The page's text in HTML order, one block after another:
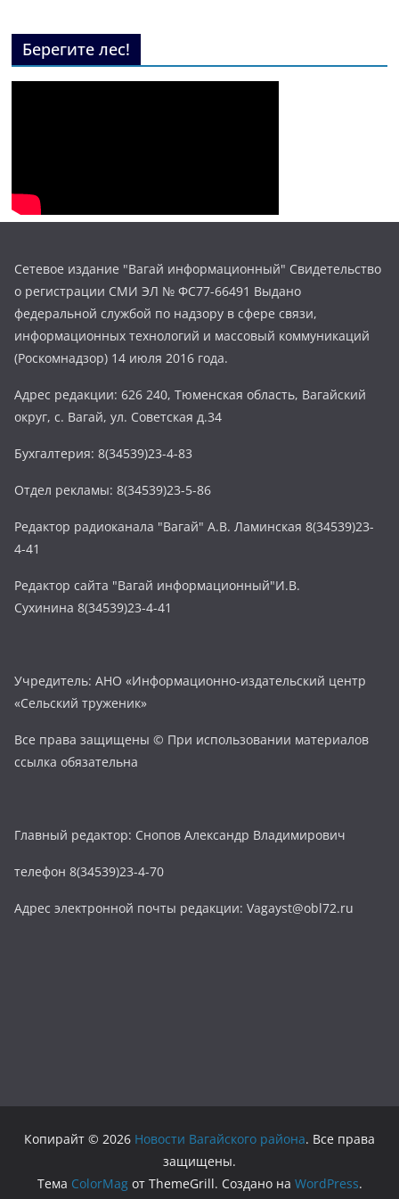
Берегите лес!
Сетевое издание "Вагай информационный" Свидетельство
о регистрации СМИ ЭЛ № ФС77-66491 Выдано
федеральной службой по надзору в сфере связи,
информационных технологий и массовый коммуникаций
(Роскомнадзор) 14 июля 2016 года.
Адрес редакции: 626 240, Тюменская область, Вагайский
округ, с. Вагай, ул. Советская д.34
Бухгалтерия: 8(34539)23-4-83
Отдел рекламы: 8(34539)23-5-86
Редактор радиоканала "Вагай" А.В. Ламинская 8(34539)23-
4-41
Редактор сайта "Вагай информационный"И.В.
Сухинина 8(34539)23-4-41
Учредитель: АНО «Информационно-издательский центр
«Сельский труженик»
Все права защищены © При использовании материалов
ссылка обязательна
Главный редактор: Снопов Александр Владимирович
телефон 8(34539)23-4-70
Адрес электронной почты редакции: Vagayst@obl72.ru
Копирайт © 2026 Новости Вагайского района. Все права
защищены.
Тема ColorMagот ThemeGrill. Создано на WordPress.